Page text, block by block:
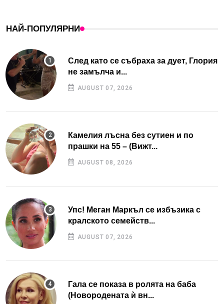
НАЙ-ПОПУЛЯРНИ
След като се събраха за дует, Глория
не замълча и...
AUGUST 07, 2026
Камелия лъсна без сутиен и по
прашки на 55 – (Вижт...
AUGUST 08, 2026
Упс! Меган Маркъл се избъзика с
кралското семейств...
AUGUST 07, 2026
Гала се показа в ролята на баба
(Новородената ѝ вн...